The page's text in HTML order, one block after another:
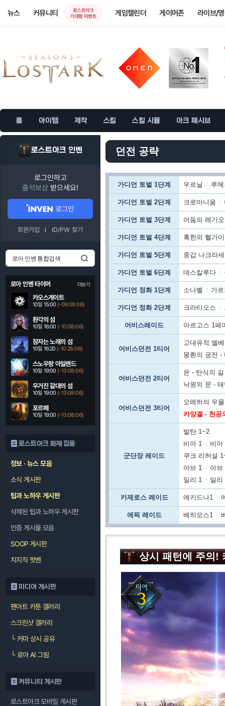
뉴스 커뮤니티
로스트아크
기대평 이벤트
게임캘린더 게이머존 라이브/
홈 아이템 제작 스킬 스킬 시뮬 아크 패시브
로스트아크 인벤
로그인하고
출석보상 받으세요!
로그인
회원가입 ID/PW 찾기
로아 인벤 타이머 더보기
카오스게이트
10일 15:00 (-09:08:04)
환각의 섬
10일 16:00 (-10:08:04)
잠자는 노래의 섬
10일 16:20 (-10:28:04)
스노우팡 아일랜드
10일 19:00 (-13:08:04)
우거진 갈대의 섬
10일 19:00 (-13:08:04)
포르페
10일 19:00 (-13:08:04)
로스트아크 화제 집중
정보 · 뉴스 모음
소식 게시판
팁과 노하우 게시판
삭제된 팁과 노하우 게시판
인증 게시물 모음
SOOP 게시판
치지직 팟벤
미디어 게시판
팬아트 카툰 갤러리
스크린샷 갤러리
└커마 상시 공유
└로아 AI 그림
커뮤니티 게시판
로스트아크 모바일 게시판
던전 공략
가디언 토벌 1단계 우르닐 루
가디언 토벌 2단계 크로마니움
가디언 토벌 3단계 어둠의 레기
가디언 토벌 4단계 혹한의 헬가
가디언 토벌 5단계 중갑 나크라
가디언 토벌 6단계 데스칼루다
가디언 정화 1단계 소나벨 가
가디언 정화 2단계 크라티오스
어비스레이드 아르고스 1페
어비스던전 1티어
고대유적 엘
몽환의 궁전 -
어비스던전 2티어
욘 - 탄식의 길
낙원의 문 -
어비스던전 3티어
오레하의 우
카양겔 - 천공
군단장 레이드
발탄 1~2
비아 1
비아
쿠크 리허설
아브 1
아브
일리 1
일리
카제로스 레이드 에키드나1
에픽 레이드 베히모스1
상시 패턴에 주의!